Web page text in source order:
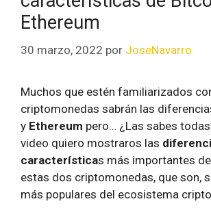
Ethereum
30 marzo, 2022 por JoseNavarro
Muchos que estén familiarizados
criptomonedas sabrán las
y Ethereum pero… ¿Las sabes
video quiero mostraros las
características más importantes
estas dos criptomonedas, que son,
más populares del ecosistema